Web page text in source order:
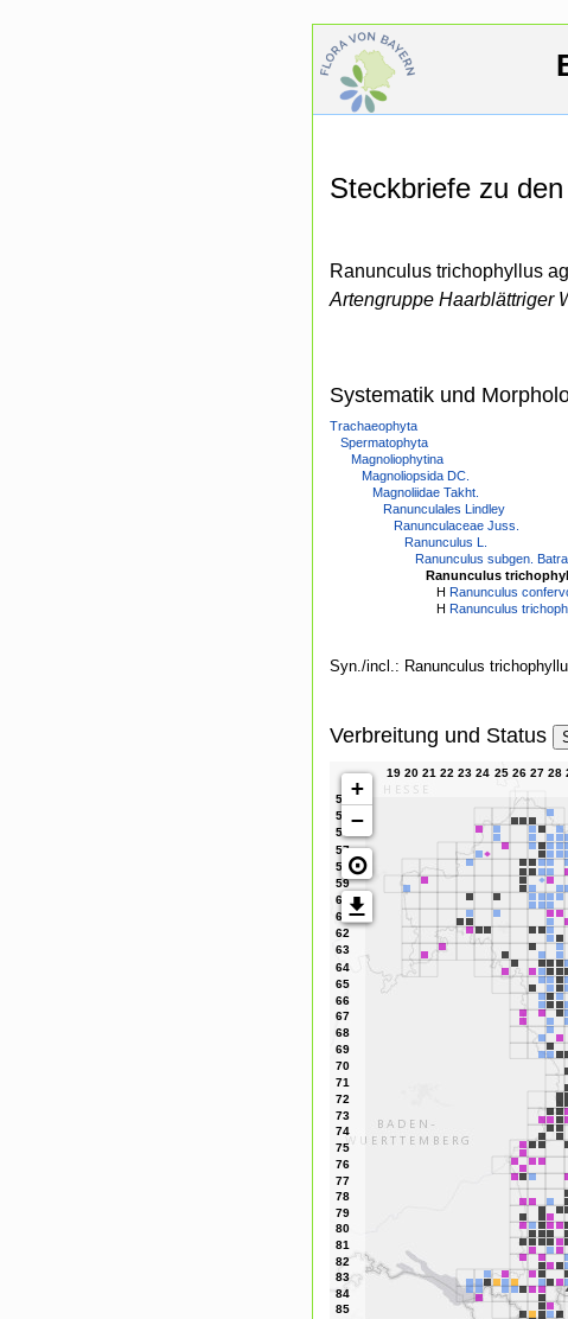
Steckbriefe zu
Ranunculus trichophyllus
Artengruppe Haarblättriger
Systematik und
Trachaeophyta
Spermatophyta
Magnoliophytina
Magnoliopsida DC.
Magnoliidae Takht.
Ranunculales Lindley
Ranunculaceae Juss.
Ranunculus L.
Ranunculus subgen.
Ranunculus
H Ranunculus
H Ranunculus
Syn./incl.: Ranunculus
Verbreitung und Status
+
−
⊙